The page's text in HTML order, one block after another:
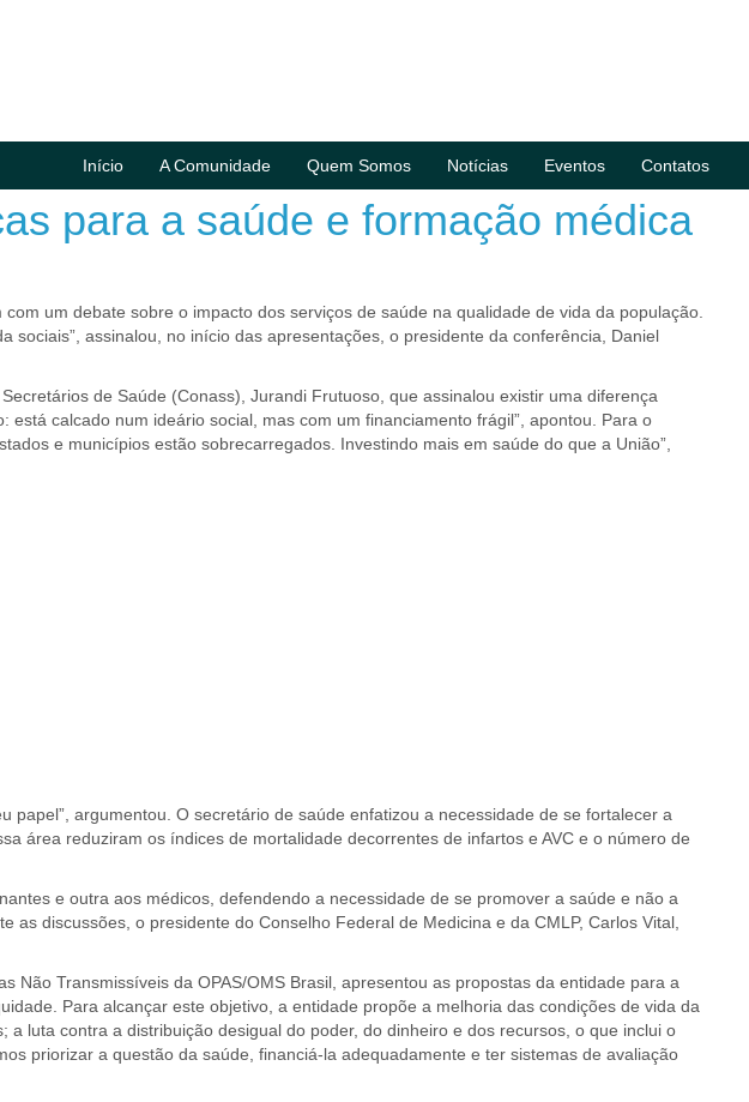
Início A Comunidade Quem Somos Notícias Eventos Contatos
para a saúde e formação médica
um debate sobre o impacto dos serviços de saúde na qualidade de vida da população.
assinalou, no início das apresentações, o presidente da conferência, Daniel
de Saúde (Conass), Jurandi Frutuoso, que assinalou existir uma diferença
calcado num ideário social, mas com um financiamento frágil”, apontou. Para o
e municípios estão sobrecarregados. Investindo mais em saúde do que a União”,
argumentou. O secretário de saúde enfatizou a necessidade de se fortalecer a
área reduziram os índices de mortalidade decorrentes de infartos e AVC e o número de
e outra aos médicos, defendendo a necessidade de se promover a saúde e não a
discussões, o presidente do Conselho Federal de Medicina e da CMLP, Carlos Vital,
Transmissíveis da OPAS/OMS Brasil, apresentou as propostas da entidade para a
Para alcançar este objetivo, a entidade propõe a melhoria das condições de vida da
luta contra a distribuição desigual do poder, do dinheiro e dos recursos, o que inclui o
priorizar a questão da saúde, financiá-la adequadamente e ter sistemas de avaliação